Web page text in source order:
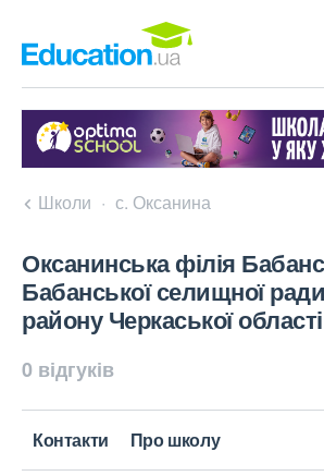
Школи с. Оксанина
Оксанинська філія
Бабанської селищної
району Черкаської області
0 відгуків
Контакти Про школу